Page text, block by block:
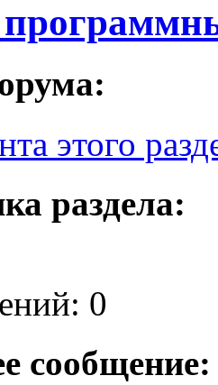
этого
раздела:
0
сообщение: